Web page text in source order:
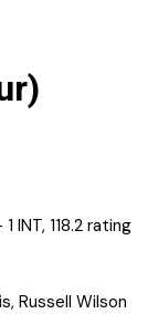
INT, 118.2 rating
Russell Wilson